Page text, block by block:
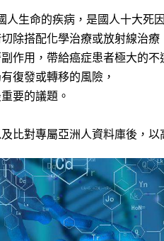
人生命的疾病，是國人十大死
除搭配化學治療或放射線治療
作用，帶給癌症患者極大的
復發或轉移的風險，
要的議題。
比對專屬亞洲人資料庫後，